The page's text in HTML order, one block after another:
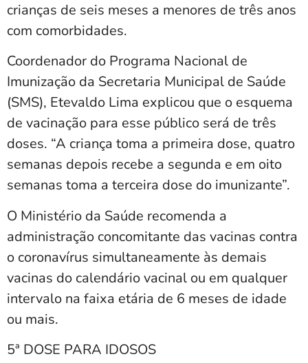
crianças de seis meses a menores de três anos
com comorbidades.
Coordenador do Programa Nacional de
Imunização da Secretaria Municipal de Saúde
(SMS), Etevaldo Lima explicou que o esquema
de vacinação para esse público será de três
doses. “A criança toma a primeira dose, quatro
semanas depois recebe a segunda e em oito
semanas toma a terceira dose do imunizante”.
O Ministério da Saúde recomenda a
administração concomitante das vacinas contra
o coronavírus simultaneamente às demais
vacinas do calendário vacinal ou em qualquer
intervalo na faixa etária de 6 meses de idade
ou mais.
5ª DOSE PARA IDOSOS